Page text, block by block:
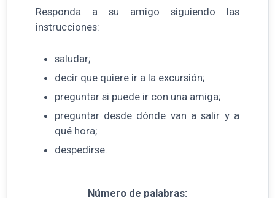
Responda a su amigo siguiendo las
instrucciones:
saludar;
decir que quiere ir a la excursión;
preguntar si puede ir con una amiga;
preguntar desde dónde van a salir y a
qué hora;
despedirse.
Número de palabras: